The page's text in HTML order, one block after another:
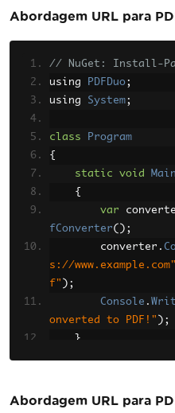
Abordagem URL para
// NuGet: Install-
using
PDFDuo;
using System;
class
Program
{
static
void Main
{
var
fConverter();
        converter
.
s://www.example.com"
f" );
Console .
onverted to PDF!" );
}
Abordagem URL para